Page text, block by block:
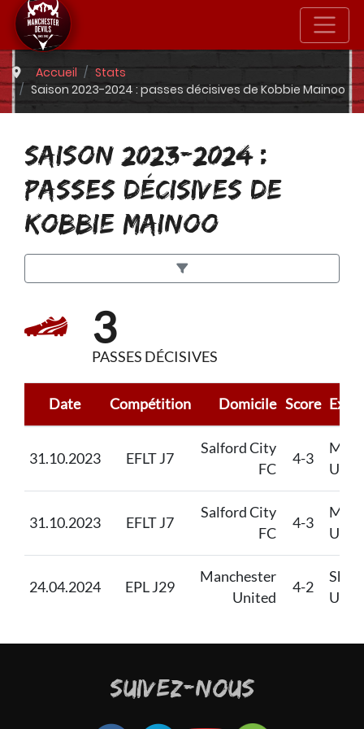
Accueil
Stats
Saison 2023-2024 : passes décisives de Kobbie Mainoo
SAISON 2023-2024 :
PASSES DÉCISIVES DE
KOBBIE MAINOO
3
PASSES DÉCISIVES
Date Compétition Domicile Score
31.10.2023 EFLT J7
Salford City
FC
4-3
31.10.2023 EFLT J7
Salford City
FC
4-3
24.04.2024 EPL J29
Manchester
United
4-2
SUIVEZ-NOUS